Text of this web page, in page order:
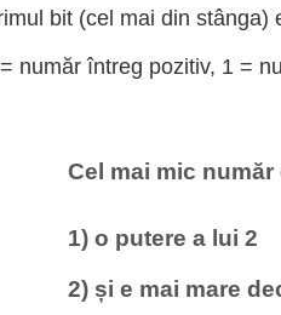
bit (cel mai din stânga)
număr întreg pozitiv, 1 =
Cel mai mic număr
1) o putere a lui 2
2) și e mai mare